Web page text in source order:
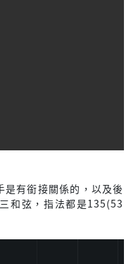
有銜接關係的，以及後
和弦，指法都是135(53